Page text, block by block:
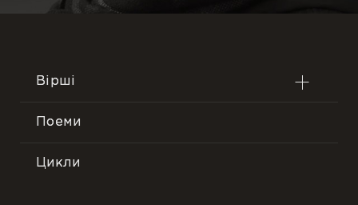
Вірші
Лірика
Філософська поезія
Поеми
Цикли